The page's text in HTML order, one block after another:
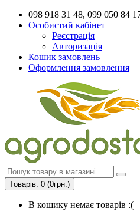
098 918 31 48, 099 050 84
Особистий кабінет
Реєстрація
Авторизація
Кошик замовлень
Оформлення замовлення
Товарів: 0 (0грн.)
В кошику немає товарів :(